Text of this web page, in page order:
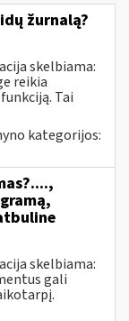
žurnalą?
skelbiama:
reikia
Tai
kategorijos:
skelbiama:
gali